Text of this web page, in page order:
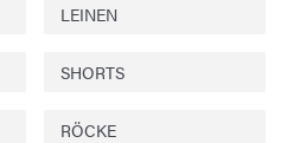
LEINEN
SHORTS
RÖCKE